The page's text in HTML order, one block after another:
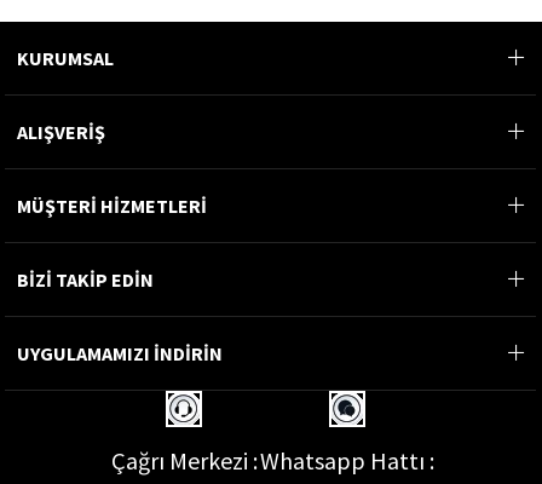
KURUMSAL
ALIŞVERİŞ
MÜŞTERİ HİZMETLERİ
BİZİ TAKİP EDİN
UYGULAMAMIZI İNDİRİN
Çağrı Merkezi :Whatsapp Hattı :